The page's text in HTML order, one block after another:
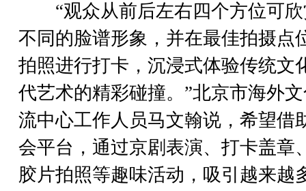
“观众从前后左右四个方位可欣
不同的脸谱形象，并在最佳拍摄点
拍照进行打卡，沉浸式体验传统文
代艺术的精彩碰撞。”北京市海外
流中心工作人员马文翰说，希望借
会平台，通过京剧表演、打卡盖章
胶片拍照等趣味活动，吸引越来越